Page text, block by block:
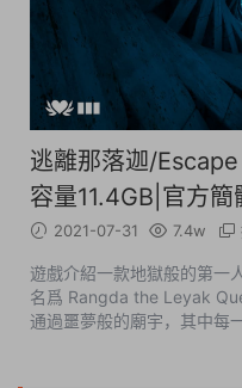
逃離那落迦/
容量11.4GB|官方簡
2021-07-31 7.4w
遊戲介紹一款地獄般的第一
名爲 Rangda the Leyak
通過噩夢般的廟宇，其中每